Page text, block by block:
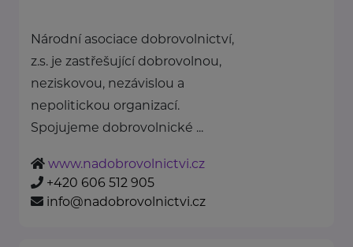
Národní asociace dobrovolnictví,
z.s. je zastřešující dobrovolnou,
neziskovou, nezávislou a
nepolitickou organizací.
Spojujeme dobrovolnické ...
www.nadobrovolnictvi.cz
+420 606 512 905
info@nadobrovolnictvi.cz